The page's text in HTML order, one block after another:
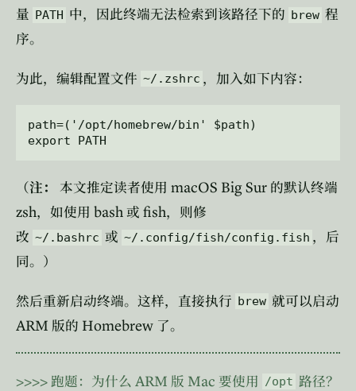
量 PATH 中，因此终端无法检索到该路径下的 brew 程
序。
为此，编辑配置文件 ~/.zshrc ，加入如下内容：
path=('/opt/homebrew/bin' $path)
（注： 本文推定读者使用 macOS Big Sur 的默认终端
zsh，如使用 bash或 fish，则修
改 ~/.bashrc 或 ~/.config/fish/config.fish ，后
同。）
然后重新启动终端。这样，直接执行 brew 就可以启动
ARM 版的 Homebrew 了。
>>>>跑题：为什么 ARM 版 Mac 要使用 /opt 路径？